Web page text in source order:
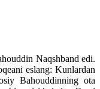
Naqshband edi.
eslang: Kunlardan
Bahouddinning ota